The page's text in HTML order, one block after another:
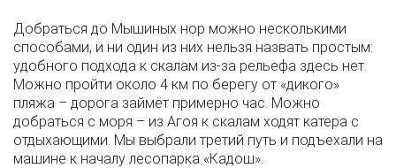
Добраться до Мышиных нор можно несколькими
способами, и ни один из них нельзя назвать простым:
удобного подхода к скалам из-за рельефа здесь нет.
Можно пройти около 4 км по берегу от «дикого»
пляжа – дорога займёт примерно час. Можно
добраться с моря – из Агоя к скалам ходят катера с
отдыхающими. Мы выбрали третий путь и подъехали на
машине к началу лесопарка «Кадош».